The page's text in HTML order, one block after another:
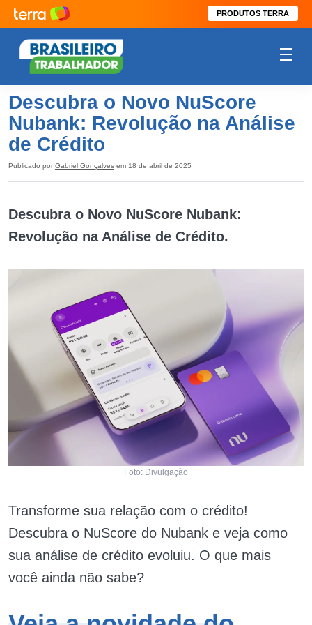
PRODUTOS TERRA
Descubra o Novo NuScore
Nubank: Revolução na Análise
de Crédito
Publicado por Gabriel Gonçalves em 18 de abril de 2025
Descubra o Novo NuScore Nubank:
Revolução na Análise de Crédito.
Foto: Divulgação
Transforme sua relação com o crédito!
Descubra o NuScore do Nubank e veja como
sua análise de crédito evoluiu. O que mais
você ainda não sabe?